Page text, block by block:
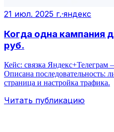
21 июл. 2025 г.·яндекс
Когда одна кампания
руб.
Кейс: связка
Описана последовательность:
страница и настройка трафика.
Читать публикацию